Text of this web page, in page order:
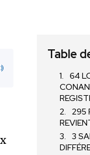
Table
64
295
3